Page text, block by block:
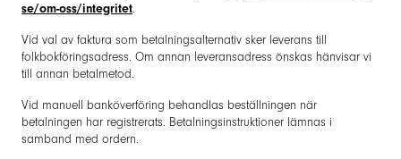
se/om-oss/integritet.
Vid val av faktura som betalningsalternativ sker leverans till
folkbokföringsadress. Om annan leveransadress önskas hänvisar vi
till annan betalmetod.
Vid manuell banköverföring behandlas beställningen när
betalningen har registrerats. Betalningsinstruktioner lämnas i
samband med ordern.